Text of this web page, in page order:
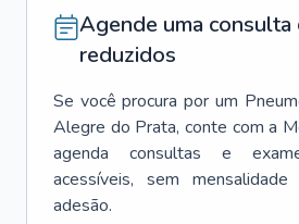
Agende uma consulta
reduzidos
Se você procura por um
Alegre do Prata, conte com a
agenda consultas e
acessíveis, sem
adesão.